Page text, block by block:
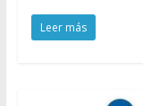
Leer más